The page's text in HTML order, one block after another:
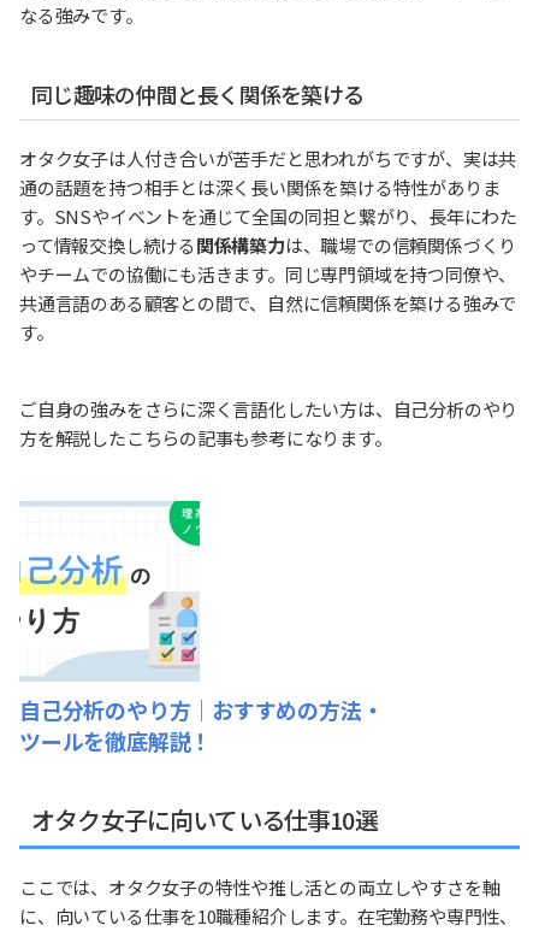
なる強みです。
同じ趣味の仲間と長く関係を築ける
オタク女子は人付き合いが苦手だと思われがちですが、実は共
通の話題を持つ相手とは深く長い関係を築ける特性がありま
す。SNSやイベントを通じて全国の同担と繋がり、長年にわた
って情報交換し続ける関係構築力は、職場での信頼関係づくり
やチームでの協働にも活きます。同じ専門領域を持つ同僚や、
共通言語のある顧客との間で、自然に信頼関係を築ける強みで
す。
ご自身の強みをさらに深く言語化したい方は、自己分析のやり
方を解説したこちらの記事も参考になります。
自己分析のやり方｜おすすめの方法・
ツールを徹底解説！
オタク女子に向いている仕事10選
ここでは、オタク女子の特性や推し活との両立しやすさを軸
に、向いている仕事を10職種紹介します。在宅勤務や専門性、